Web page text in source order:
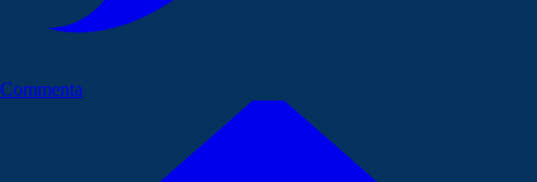
Commenta